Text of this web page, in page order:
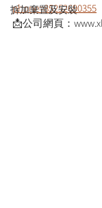
拆加棄置及安裝
phone=85252690355
📩公司網頁：